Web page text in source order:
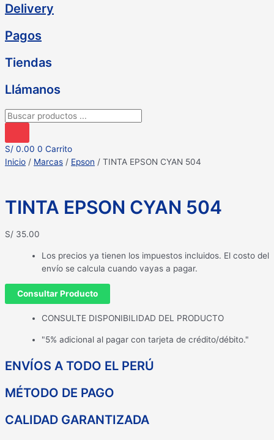
Delivery
Pagos
Tiendas
Llámanos
Búsqueda
productos
S/ 0.00 0 Carrito
Inicio / Marcas / Epson / TINTA EPSON CYAN 504
TINTA EPSON CYAN 504
S/ 35.00
Los precios ya tienen los impuestos incluidos. El costo del
envío se calcula cuando vayas a pagar.
Consultar Producto
CONSULTE DISPONIBILIDAD DEL PRODUCTO
"5% adicional al pagar con tarjeta de crédito/débito."
ENVÍOS A TODO EL PERÚ
MÉTODO DE PAGO
CALIDAD GARANTIZADA